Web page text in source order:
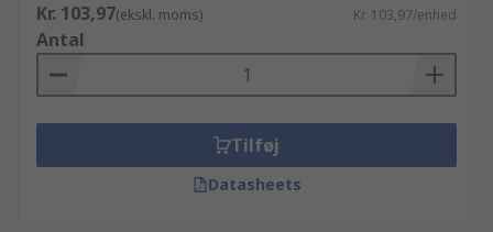
Kr. 103,97(ekskl. moms) Kr. 103,97/enhed
Antal
Tilføj
Datasheets